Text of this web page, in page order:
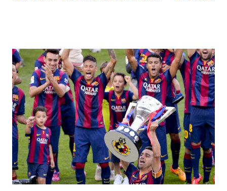
nuestra vida sexual aporta información reveladora sobre la
sexualidad de las mujeres. Conocer cómo viven el sexo las
demás nos tranquiliza y reconforta, nos ayuda a comprender
que no estamos solas en el laberinto y nos enseña a afrontar
nuestros retos con valentía. Con un lenguaje directo, ameno e
inspirador, en SEX CONFIDENTIAL se explica entre muchos
otros secretos cómo... Entender y potenciar tu energía sexual
Dar rienda suelta a las fantasías eróticas R...